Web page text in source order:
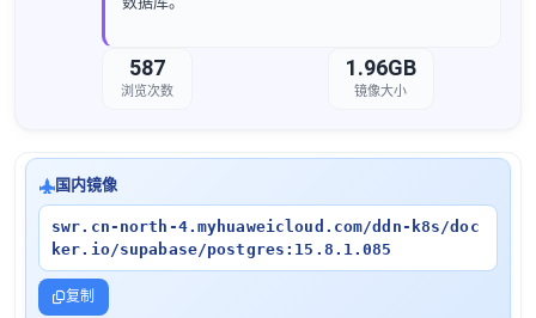
587
浏览次数
1.96GB
镜像大小
国内镜像
swr.cn-north-4.myhuaweicloud.com/ddn-k8s/doc
ker.io/supabase/postgres:15.8.1.085
复制